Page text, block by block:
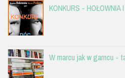
KONKURS - HOŁOWNIA
W marcu jak w garncu -